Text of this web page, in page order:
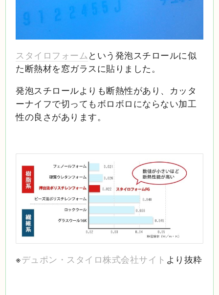
スタイロフォームという発泡スチロールに似
た断熱材を窓ガラスに貼りました。
発泡スチロールよりも断熱性があり、カッタ
ーナイフで切ってもボロボロにならない加工
性の良さがあります。
※デュポン・スタイロ株式会社サイト より抜粋